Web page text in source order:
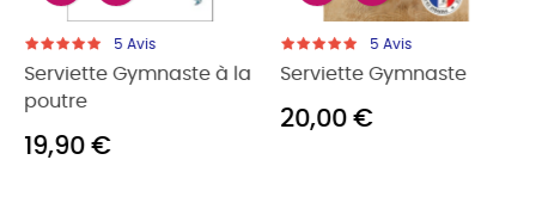
5 Avis
Serviette Gymnaste à la
poutre
19,90 €
5 Avis
Serviette Gymnaste
20,00 €